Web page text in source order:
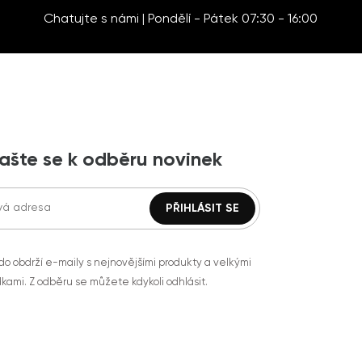
Chatujte s námi | Pondělí - Pátek 07:30 - 16:00
se k odběru novinek
obdrží e-maily s nejnovějšími produkty a velkými
Z odběru se můžete kdykoli odhlásit.